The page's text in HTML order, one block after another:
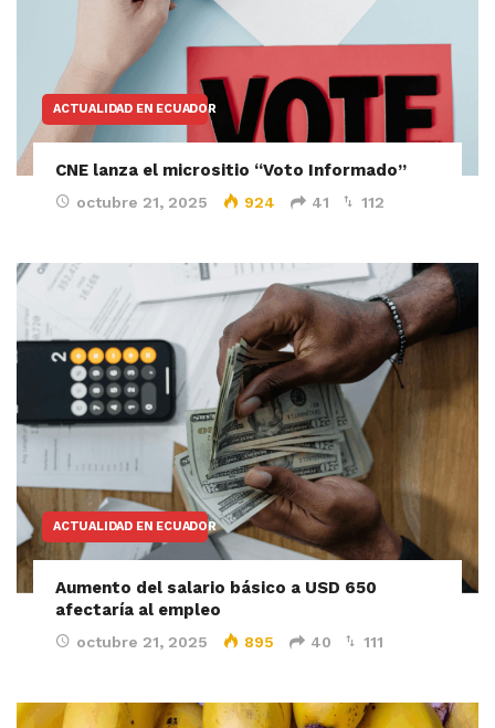
ACTUALIDAD EN ECUADOR
CNE lanza el micrositio “Voto Informado”
octubre 21, 2025 924 41 112
ACTUALIDAD EN ECUADOR
Aumento del salario básico a USD 650
afectaría al empleo
octubre 21, 2025 895 40 111